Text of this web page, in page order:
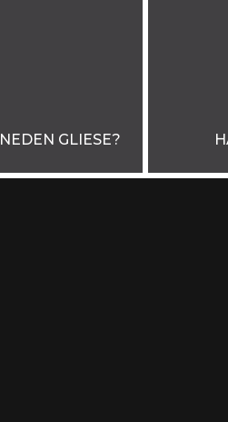
NEDEN GLIESE?